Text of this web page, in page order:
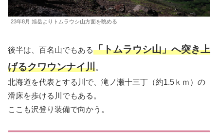
23年8月 旭岳よりトムラウシ山方面を眺める
後半は、百名山でもある「トムラウシ山」へ突き上
げるクワウンナイ川。
北海道を代表とする川で、滝ノ瀬十三丁（約1.5ｋｍ）の
滑床を歩ける川でもある。
ここも沢登り装備で向かう。